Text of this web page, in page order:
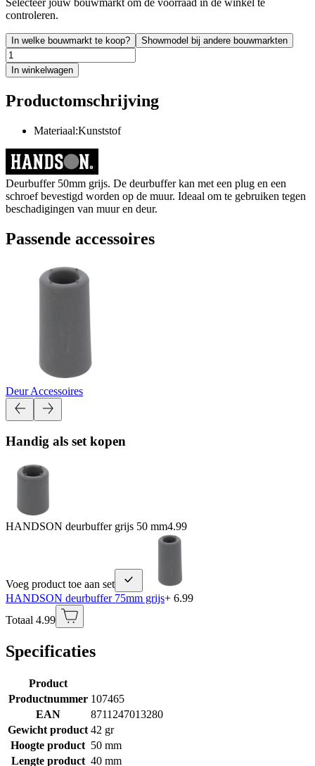
controleren.
In welke bouwmarkt te koop? Showmodel bij andere bouwmarkten
In winkelwagen
Productomschrijving
Materiaal:Kunststof
Deurbuffer 50mm grijs. De deurbuffer kan met een plug en een
schroef bevestigd worden op de muur. Ideaal om te gebruiken tegen
beschadigingen van muur en deur.
Passende accessoires
Deur Accessoires
Handig als set kopen
HANDSON deurbuffer grijs 50 mm4.99
Voeg product toe aan set
HANDSON deurbuffer 75mm grijs+ 6.99
Totaal 4.99
Specificaties
Product
Productnummer 107465
EAN
8711247013280
Gewicht product 42 gr
Hoogte product 50 mm
Lengte product 40 mm